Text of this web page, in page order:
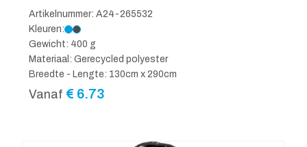
Artikelnummer: A24-265532
Kleuren:
Gewicht: 400 g
Materiaal: Gerecycled polyester
Breedte - Lengte: 130cm x 290cm
Vanaf € 6.73